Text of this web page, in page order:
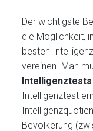
Der wichtigste
die Möglichkeit,
besten
vereinen. Man
Intelligenztests
Intelligenztest
Bevölkerung